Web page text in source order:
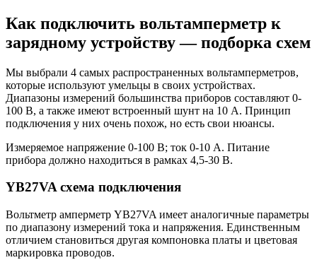
Как подключить вольтамперметр к
зарядному устройству — подборка схем
Мы выбрали 4 самых распространенных вольтамперметров,
которые используют умельцы в своих устройствах.
Диапазоны измерений большинства приборов составляют 0-
100 В, а также имеют встроенный шунт на 10 А. Принцип
подключения у них очень похож, но есть свои нюансы.
Измеряемое напряжение 0-100 В; ток 0-10 А. Питание
прибора должно находиться в рамках 4,5-30 В.
YB27VA схема подключения
Вольтметр амперметр YB27VA имеет аналогичные параметры
по диапазону измерений тока и напряжения. Единственным
отличием становиться другая компоновка платы и цветовая
маркировка проводов.